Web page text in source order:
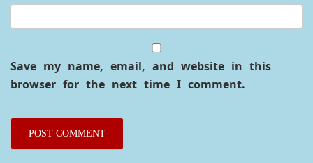
Save my name, email, and website in this
browser for the next time I comment.